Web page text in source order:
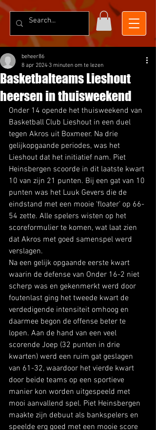
Basketbalteams Lieshout
heersen in thuisweekend
beheer86
8 apr 2024 3 minuten om te lezen
Onder 14 opende het thuisweekend van
Basketball Club Lieshout in een duel
tegen Akros uit Boxmeer. Na drie
gelijkopgaande periodes, was het
Lieshout dat het initiatief nam. Piet
Heinsbergen scoorde in dit laatste kwart
10 van zijn 21 punten. Bij een gat van 10
punten was het Luuk Gevers die de
eindstand met een mooie ‘floater’ op 66-
54 zette. Alle spelers wisten op het
scoreformulier te komen, wat laat zien
dat Akros met goed samenspel werd
verslagen.
Na een gelijk opgaande eerste kwart
waarin de defense van Onder 16-2 niet
scherp was en gekenmerkt werd door
foutenlast ging het tweede kwart de
verdedigende intensiteit omhoog en
daarmee begon de offense beter te
lopen. Aan de hand van een veel
scorende Joep (32 punten in drie
kwarten) werd een ruim gat geslagen
van 61-32, waardoor het vierde kwart
door beide teams op een sportieve
manier kon worden uitgespeeld met
mooi aanvallend spel. Piet Heinsbergen
maakte zijn debuut als bankspelers en
speelde erg goed met een mooie score